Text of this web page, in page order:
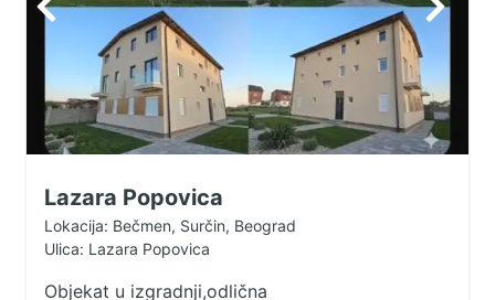
Lazara Popovica
Lokacija: Bečmen, Surčin, Beograd
Ulica: Lazara Popovica
Objekat u izgradnji,odlična